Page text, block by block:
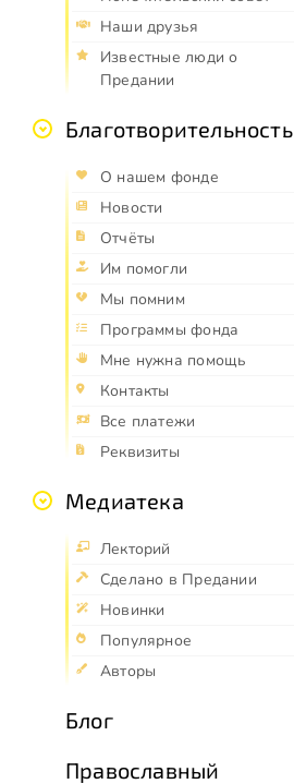
Наши друзья
Известные люди о
Предании
Благотворительность
О нашем фонде
Новости
Отчёты
Им помогли
Мы помним
Программы фонда
Мне нужна помощь
Контакты
Все платежи
Реквизиты
Медиатека
Лекторий
Сделано в Предании
Новинки
Популярное
Авторы
Блог
Православный